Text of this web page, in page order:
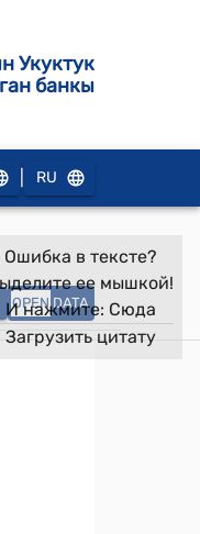
Укуктук
банкы
RU
OPEN DATA
Ошибка в тексте?
ее мышкой!
И нажмите: Сюда
Загрузить цитату